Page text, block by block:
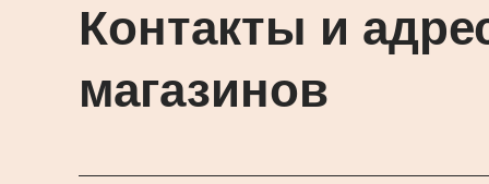
Контакты и
магазинов